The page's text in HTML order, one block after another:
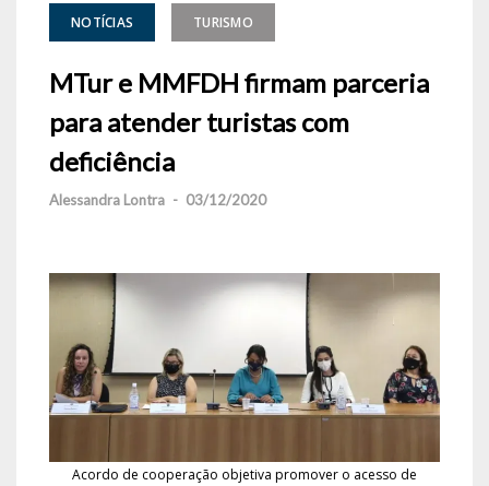
NOTÍCIAS TURISMO
MTur e MMFDH firmam parceria
para atender turistas com
deficiência
Alessandra Lontra - 03/12/2020
Acordo de cooperação objetiva promover o acesso de